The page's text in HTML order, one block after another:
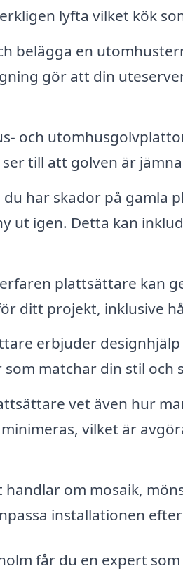
lyfta vilket kök
belägga en
gör att din
och
till att golven är
du har skador på gamla
ut igen. Detta kan
plattsättare kan
ditt projekt, inklusive
erbjuder
matchar din stil och
vet även hur
vilket är
handlar om mosaik,
installationen
får du en expert